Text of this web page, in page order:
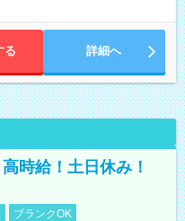
る 詳細へ
時給！土日休み！
ブランクOK